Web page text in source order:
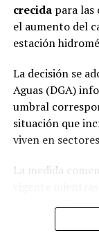
la activación de
de Desastres
en las zonas
Entre las
monitoreo
críticos, la
posibles
no sean
vulnerabilidad
crecidapara las
el aumento del
estación
La decisión se
Aguas (DGA)
umbral
situación que
viven en
La medida
reforzará el